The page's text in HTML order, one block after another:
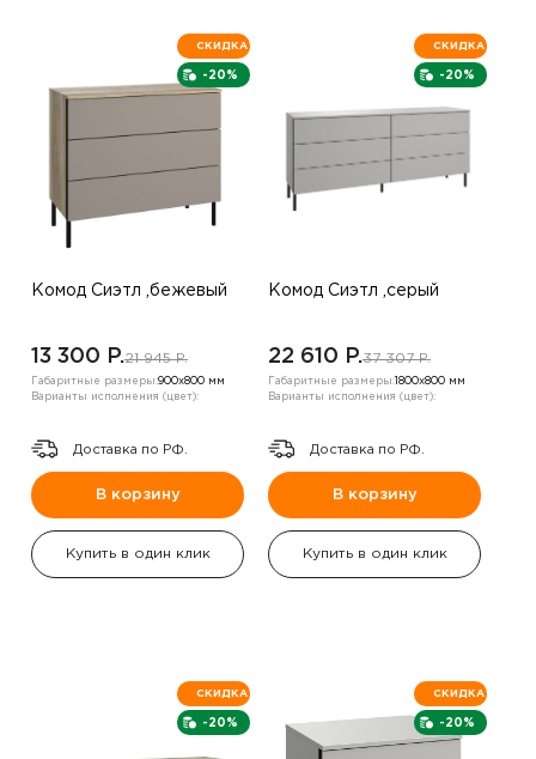
-20%
СКИДКА
Комод Сиэтл ,бежевый
13 300 P.21 945 P.
Габаритные размеры:900х800 мм
Варианты исполнения (цвет):
Доставка по РФ.
В корзину
Купить в один клик
-20%
СКИДКА
Комод Сиэтл ,серый
22 610 P.37 307 P.
Габаритные размеры: 1800х800 мм
Варианты исполнения (цвет):
Доставка по РФ.
В корзину
Купить в один клик
-20%
СКИДКА
-20%
СКИДКА